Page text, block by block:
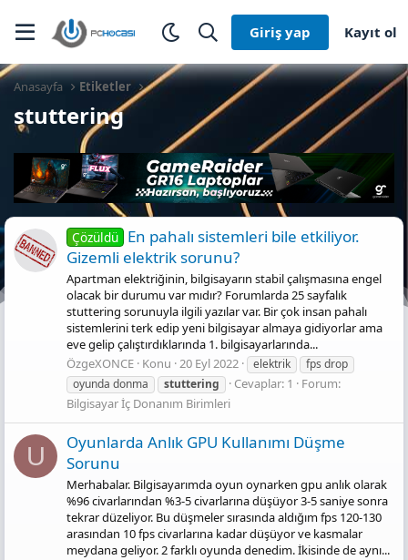
Giriş yap Kayıt ol
Anasayfa Etiketler
stuttering
Çözüldü En pahalı sistemleri bile etkiliyor.
Gizemli elektrik sorunu?
Apartman elektriğinin, bilgisayarın stabil çalışmasına engel
olacak bir durumu var mıdır? Forumlarda 25 sayfalık
stuttering sorunuyla ilgili yazılar var. Bir çok insan pahalı
sistemlerini terk edip yeni bilgisayar almaya gidiyorlar ama
eve gelip çalıştırdıklarında 1. bilgisayarlarında...
ÖzgeXONCE Konu 20 Eyl 2022 elektrik
fps drop
oyunda donma
stuttering Cevaplar: 1
Forum:
Bilgisayar İç Donanım Birimleri
U
Oyunlarda Anlık GPU Kullanımı Düşme
Sorunu
Merhabalar. Bilgisayarımda oyun oynarken gpu anlık olarak
%96 civarlarından %3-5 civarlarına düşüyor 3-5 saniye sonra
tekrar düzeliyor. Bu düşmeler sırasında aldığım fps 120-130
arasından 10 fps civarlarına kadar düşüyor ve kasmalar
meydana geliyor. 2 farklı oyunda denedim. İkisinde de aynı...